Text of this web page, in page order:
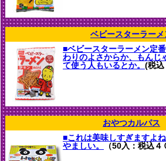
ベビースターラーメ
■ベビースターラーメン定
わりのよさからか、もんじ
て使う人もいるとか。 (税込
おやつカルパス
■これは美味しすぎますよ
やましい。
（50入：税込４